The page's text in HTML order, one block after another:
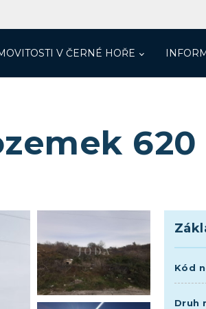
V ČERNÉ HOŘE
620
Kód
Druh